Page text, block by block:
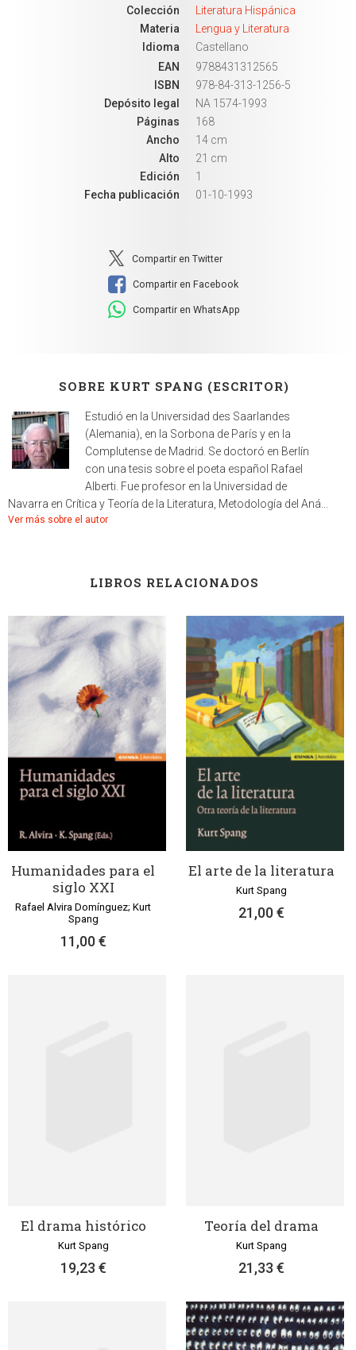
Colección
Literatura Hispánica
Materia
Lengua y Literatura
Idioma
Castellano
EAN
9788431312565
ISBN
978-84-313-1256-5
Depósito legal
NA 1574-1993
Páginas
168
Ancho
14 cm
Alto
21 cm
Edición
1
Fecha publicación
01-10-1993
Compartir en Twitter
Compartir en Facebook
Compartir en WhatsApp
SOBRE KURT SPANG (ESCRITOR)
Estudió en la Universidad des Saarlandes
(Alemania), en la Sorbona de París y en la
Complutense de Madrid. Se doctoró en Berlín
con una tesis sobre el poeta español Rafael
Alberti. Fue profesor en la Universidad de
Navarra en Crítica y Teoría de la Literatura, Metodología del Aná...
Ver más sobre el autor
LIBROS RELACIONADOS
Humanidades para el
siglo XXI
Rafael Alvira Domínguez; Kurt
Spang
11,00 €
El arte de la literatura
Kurt Spang
21,00 €
El drama histórico
Kurt Spang
19,23 €
Teoría del drama
Kurt Spang
21,33 €